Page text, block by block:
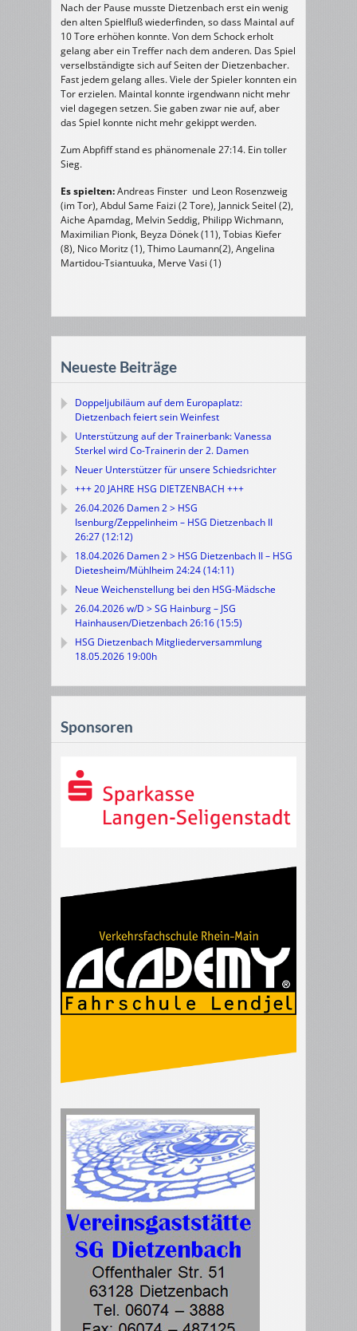
Nach der Pause musste Dietzenbach erst ein wenig
den alten Spielfluß wiederfinden, so dass Maintal auf
10 Tore erhöhen konnte. Von dem Schock erholt
gelang aber ein Treffer nach dem anderen. Das Spiel
verselbständigte sich auf Seiten der Dietzenbacher.
Fast jedem gelang alles. Viele der Spieler konnten ein
Tor erzielen. Maintal konnte irgendwann nicht mehr
viel dagegen setzen. Sie gaben zwar nie auf, aber
das Spiel konnte nicht mehr gekippt werden.
Zum Abpfiff stand es phänomenale 27:14. Ein toller
Sieg.
Es spielten:Andreas Finster und Leon Rosenzweig
(im Tor), Abdul Same Faizi (2 Tore), Jannick Seitel (2),
Aiche Apamdag, Melvin Seddig, Philipp Wichmann,
Maximilian Pionk, Beyza Dönek (11), Tobias Kiefer
(8), Nico Moritz (1), Thimo Laumann(2), Angelina
Martidou-Tsiantuuka, Merve Vasi (1)
Neueste Beiträge
Doppeljubiläum auf dem Europaplatz:
Dietzenbach feiert sein Weinfest
Unterstützung auf der Trainerbank: Vanessa
Sterkel wird Co-Trainerin der 2. Damen
Neuer Unterstützer für unsere Schiedsrichter
+++ 20 JAHRE HSG DIETZENBACH +++
26.04.2026 Damen 2 > HSG
Isenburg/Zeppelinheim – HSG Dietzenbach II
26:27 (12:12)
18.04.2026 Damen 2 > HSG Dietzenbach II – HSG
Dietesheim/Mühlheim 24:24 (14:11)
Neue Weichenstellung bei den HSG-Mädsche
26.04.2026 w/D > SG Hainburg – JSG
Hainhausen/Dietzenbach 26:16 (15:5)
HSG Dietzenbach Mitgliederversammlung
18.05.2026 19:00h
Sponsoren